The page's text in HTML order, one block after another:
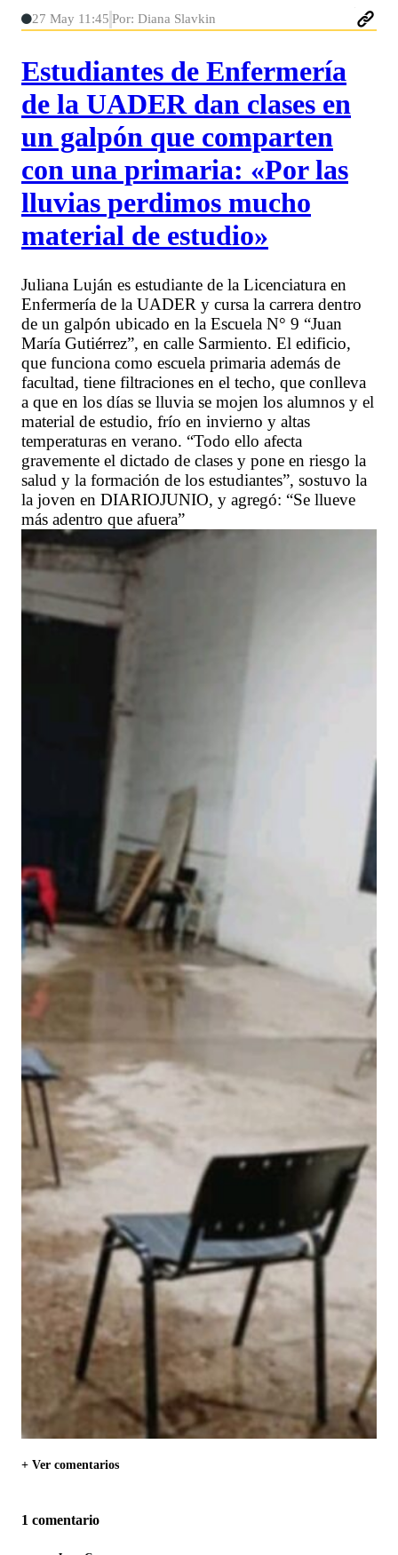
27 May 11:45 Por: Diana Slavkin
Estudiantes de Enfermería
de la UADER dan clases en
un galpón que comparten
con una primaria: «Por las
lluvias perdimos mucho
material de estudio»
Juliana Luján es estudiante de la Licenciatura en
Enfermería de la UADER y cursa la carrera dentro
de un galpón ubicado en la Escuela N° 9 “Juan
María Gutiérrez”, en calle Sarmiento. El edificio,
que funciona como escuela primaria además de
facultad, tiene filtraciones en el techo, que conlleva
a que en los días se lluvia se mojen los alumnos y el
material de estudio, frío en invierno y altas
temperaturas en verano. “Todo ello afecta
gravemente el dictado de clases y pone en riesgo la
salud y la formación de los estudiantes”, sostuvo la
la joven en DIARIOJUNIO, y agregó: “Se llueve
más adentro que afuera”
+ Ver comentarios
1 comentario